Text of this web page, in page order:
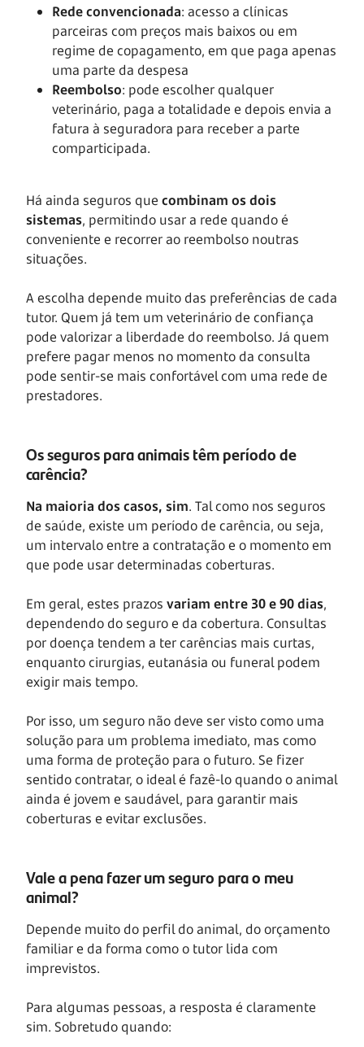
Rede convencionada: acesso a clínicas
parceiras com preços mais baixos ou em
regime de copagamento, em que paga apenas
uma parte da despesa
Reembolso: pode escolher qualquer
veterinário, paga a totalidade e depois envia a
fatura à seguradora para receber a parte
comparticipada.
Há ainda seguros que combinam os dois
sistemas, permitindo usar a rede quando é
conveniente e recorrer ao reembolso noutras
situações.
A escolha depende muito das preferências de cada
tutor. Quem já tem um veterinário de confiança
pode valorizar a liberdade do reembolso. Já quem
prefere pagar menos no momento da consulta
pode sentir-se mais confortável com uma rede de
prestadores.
Os seguros para animais têm período de
carência?
Na maioria dos casos, sim. Tal como nos seguros
de saúde, existe um período de carência, ou seja,
um intervalo entre a contratação e o momento em
que pode usar determinadas coberturas.
Em geral, estes prazos variam entre 30 e 90 dias,
dependendo do seguro e da cobertura. Consultas
por doença tendem a ter carências mais curtas,
enquanto cirurgias, eutanásia ou funeral podem
exigir mais tempo.
Por isso, um seguro não deve ser visto como uma
solução para um problema imediato, mas como
uma forma de proteção para o futuro. Se fizer
sentido contratar, o ideal é fazê-lo quando o animal
ainda é jovem e saudável, para garantir mais
coberturas e evitar exclusões.
Vale a pena fazer um seguro para o meu
animal?
Depende muito do perfil do animal, do orçamento
familiar e da forma como o tutor lida com
imprevistos.
Para algumas pessoas, a resposta é claramente
sim. Sobretudo quando: